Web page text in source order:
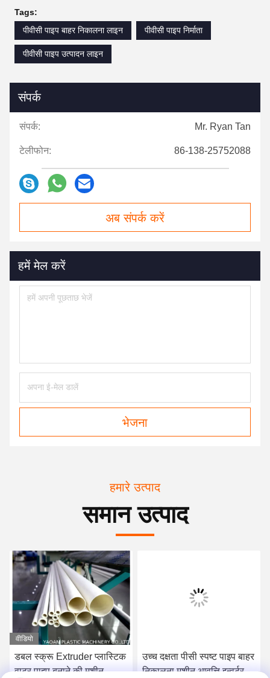
Tags:
पीवीसी पाइप बाहर निकालना लाइन
पीवीसी पाइप निर्माता
पीवीसी पाइप उत्पादन लाइन
संपर्क
संपर्क: Mr. Ryan Tan
टेलीफोन: 86-138-25752088
अब संपर्क करें
हमें मेल करें
भेजना
हमारे उत्पाद
समान उत्पाद
वीडियो
डबल स्क्रू Extruder प्लास्टिक
वाटर पाइप बनाने की मशीन,
उच्च दक्षता पीसी स्पष्ट पाइप बाहर
निकालना मशीन आवृत्ति इन्वर्टर